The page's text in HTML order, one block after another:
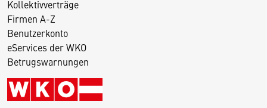
Kollektivverträge
Firmen A-Z
Benutzerkonto
eServices der WKO
Betrugswarnungen